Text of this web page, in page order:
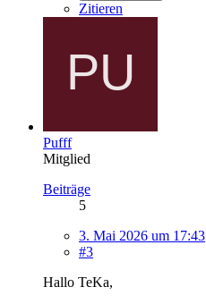
Zitieren
Pufff
Mitglied
Beiträge
5
3. Mai 2026 um 17:43
#3
Hallo TeKa,